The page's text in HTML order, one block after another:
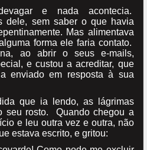
e nada acontecia.
dele, sem saber o que havia
Mas alimentava
forma ele faria contato.
ao abrir o seus e-mails,
e custou a acreditar, que
enviado em resposta à sua
que ia lendo, as lágrimas
seu rosto. Quando chegou a
e leu outra vez e outra, não
estava escrito, e gritou: